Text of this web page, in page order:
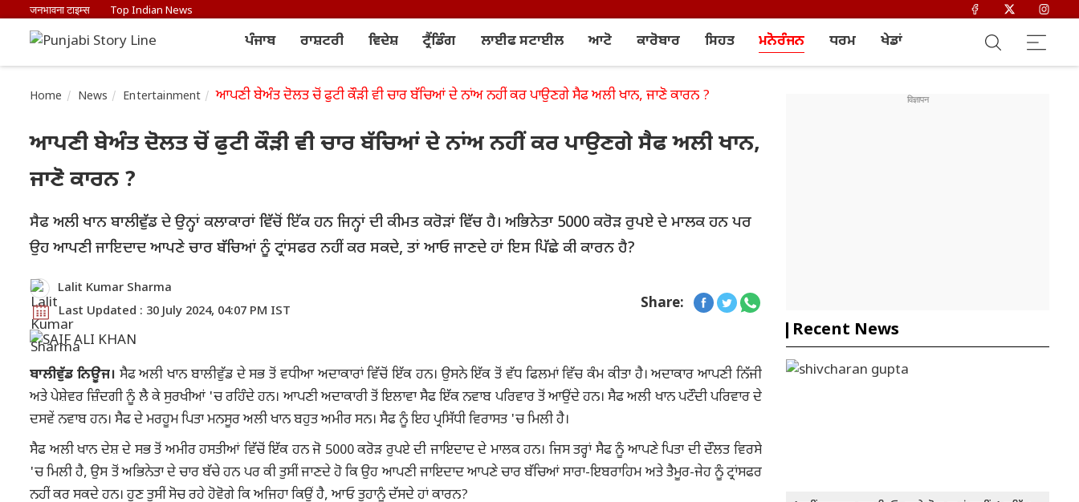
जनभावना टाइम्स Top Indian News
ਪੰਜਾਬ ਰਾਸ਼ਟਰੀ ਵਿਦੇਸ਼ ਟ੍ਰੈਂਡਿੰਗ ਲਾਈਫ ਸਟਾਈਲ ਆਟੋ ਕਾਰੋਬਾਰ ਸਿਹਤ ਮਨੋਰੰਜਨ ਧਰਮ ਖੇਡਾਂ
Home News Entertainment ਆਪਣੀ ਬੇਅੰਤ ਦੋਲਤ ਚੋਂ ਫੁਟੀ ਕੌੜੀ ਵੀ ਚਾਰ ਬੱਚਿਆਂ ਦੇ ਨਾਂਅ ਨਹੀਂ ਕਰ ਪਾਉਣਗੇ ਸੈਫ ਅਲੀ ਖਾਨ, ਜਾਣੋ ਕਾਰਨ ?
ਆਪਣੀ ਬੇਅੰਤ ਦੋਲਤ ਚੋਂ ਫੁਟੀ ਕੌੜੀ ਵੀ ਚਾਰ ਬੱਚਿਆਂ ਦੇ ਨਾਂਅ ਨਹੀਂ ਕਰ ਪਾਉਣਗੇ ਸੈਫ ਅਲੀ ਖਾਨ,
ਜਾਣੋ ਕਾਰਨ ?
ਸੈਫ ਅਲੀ ਖਾਨ ਬਾਲੀਵੁੱਡ ਦੇ ਉਨ੍ਹਾਂ ਕਲਾਕਾਰਾਂ ਵਿੱਚੋਂ ਇੱਕ ਹਨ ਜਿਨ੍ਹਾਂ ਦੀ ਕੀਮਤ ਕਰੋੜਾਂ ਵਿੱਚ ਹੈ। ਅਭਿਨੇਤਾ 5000 ਕਰੋੜ ਰੁਪਏ ਦੇ ਮਾਲਕ ਹਨ ਪਰ
ਉਹ ਆਪਣੀ ਜਾਇਦਾਦ ਆਪਣੇ ਚਾਰ ਬੱਚਿਆਂ ਨੂੰ ਟ੍ਰਾਂਸਫਰ ਨਹੀਂ ਕਰ ਸਕਦੇ, ਤਾਂ ਆਓ ਜਾਣਦੇ ਹਾਂ ਇਸ ਪਿੱਛੇ ਕੀ ਕਾਰਨ ਹੈ?
Lalit Kumar Sharma
Last Updated : 30 July 2024, 04:07 PM IST
Share:
ਬਾਲੀਵੁੱਡ ਨਿਊਜ। ਸੈਫ ਅਲੀ ਖਾਨ ਬਾਲੀਵੁੱਡ ਦੇ ਸਭ ਤੋਂ ਵਧੀਆ ਅਦਾਕਾਰਾਂ ਵਿੱਚੋਂ ਇੱਕ ਹਨ। ਉਸਨੇ ਇੱਕ ਤੋਂ ਵੱਧ ਫਿਲਮਾਂ ਵਿੱਚ ਕੰਮ ਕੀਤਾ ਹੈ। ਅਦਾਕਾਰ ਆਪਣੀ ਨਿੱਜੀ
ਅਤੇ ਪੇਸ਼ੇਵਰ ਜ਼ਿੰਦਗੀ ਨੂੰ ਲੈ ਕੇ ਸੁਰਖੀਆਂ 'ਚ ਰਹਿੰਦੇ ਹਨ। ਆਪਣੀ ਅਦਾਕਾਰੀ ਤੋਂ ਇਲਾਵਾ ਸੈਫ ਇੱਕ ਨਵਾਬ ਪਰਿਵਾਰ ਤੋਂ ਆਉਂਦੇ ਹਨ। ਸੈਫ ਅਲੀ ਖਾਨ ਪਟੌਦੀ ਪਰਿਵਾਰ ਦੇ
ਦਸਵੇਂ ਨਵਾਬ ਹਨ। ਸੈਫ ਦੇ ਮਰਹੂਮ ਪਿਤਾ ਮਨਸੂਰ ਅਲੀ ਖਾਨ ਬਹੁਤ ਅਮੀਰ ਸਨ। ਸੈਫ ਨੂੰ ਇਹ ਪ੍ਰਸਿੱਧੀ ਵਿਰਾਸਤ 'ਚ ਮਿਲੀ ਹੈ।
ਸੈਫ ਅਲੀ ਖਾਨ ਦੇਸ਼ ਦੇ ਸਭ ਤੋਂ ਅਮੀਰ ਹਸਤੀਆਂ ਵਿੱਚੋਂ ਇੱਕ ਹਨ ਜੋ 5000 ਕਰੋੜ ਰੁਪਏ ਦੀ ਜਾਇਦਾਦ ਦੇ ਮਾਲਕ ਹਨ। ਜਿਸ ਤਰ੍ਹਾਂ ਸੈਫ ਨੂੰ ਆਪਣੇ ਪਿਤਾ ਦੀ ਦੌਲਤ ਵਿਰਸੇ
'ਚ ਮਿਲੀ ਹੈ, ਉਸ ਤੋਂ ਅਭਿਨੇਤਾ ਦੇ ਚਾਰ ਬੱਚੇ ਹਨ ਪਰ ਕੀ ਤੁਸੀਂ ਜਾਣਦੇ ਹੋ ਕਿ ਉਹ ਆਪਣੀ ਜਾਇਦਾਦ ਆਪਣੇ ਚਾਰ ਬੱਚਿਆਂ ਸਾਰਾ-ਇਬਰਾਹਿਮ ਅਤੇ ਤੈਮੂਰ-ਜੇਹ ਨੂੰ ਟ੍ਰਾਂਸਫਰ
ਨਹੀਂ ਕਰ ਸਕਦੇ ਹਨ। ਹੁਣ ਤੁਸੀਂ ਸੋਚ ਰਹੇ ਹੋਵੋਗੇ ਕਿ ਅਜਿਹਾ ਕਿਉਂ ਹੈ, ਆਓ ਤੁਹਾਨੂੰ ਦੱਸਦੇ ਹਾਂ ਕਾਰਨ?
Recent News